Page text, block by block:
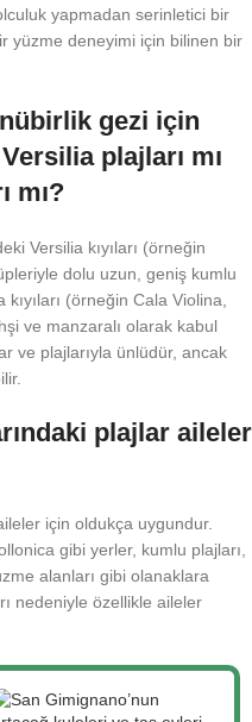
yapmadan serinletici bir
yüzme deneyimi için bilinen bir
gezi için
plajları mı
mı?
Versilia kıyıları (örneğin
dolu uzun, geniş kumlu
(örneğin Cala Violina,
ve manzaralı olarak kabul
ve plajlarıyla ünlüdür, ancak
plajlar aileler
için oldukça uygundur.
gibi yerler, kumlu plajları,
alanları gibi olanaklara
nedeniyle özellikle aileler